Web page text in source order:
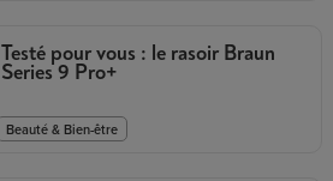
Testé pour vous : le rasoir Braun
Series 9 Pro+
Beauté & Bien-être